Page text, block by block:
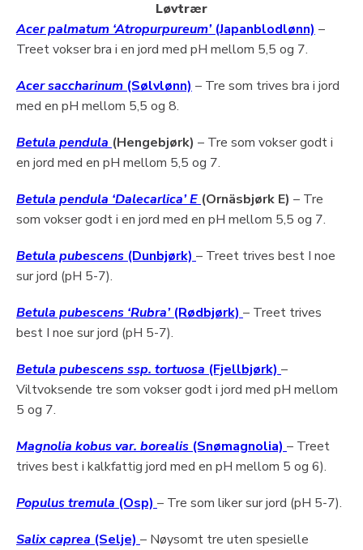
Løvtrær
Acer palmatum ‘Atropurpureum’ (Japanblodlønn) –
Treet vokser bra i en jord med pH mellom 5,5 og 7.
Acer saccharinum (Sølvlønn) – Tre som trives bra i jord
med en pH mellom 5,5 og 8.
Betula pendula (Hengebjørk) – Tre som vokser godt i
en jord med en pH mellom 5,5 og 7.
Betula pendula ‘Dalecarlica’ E (Ornäsbjørk E) – Tre
som vokser godt i en jord med en pH mellom 5,5 og 7.
Betula pubescens (Dunbjørk) – Treet trives best I noe
sur jord (pH 5-7).
Betula pubescens ‘Rubra’ (Rødbjørk) – Treet trives
best I noe sur jord (pH 5-7).
Betula pubescens ssp. tortuosa (Fjellbjørk) –
Viltvoksende tre som vokser godt i jord med pH mellom
5 og 7.
Magnolia kobus var. borealis (Snømagnolia) – Treet
trives best i kalkfattig jord med en pH mellom 5 og 6).
Populus tremula (Osp) – Tre som liker sur jord (pH 5-7).
Salix caprea (Selje) – Nøysomt tre uten spesielle